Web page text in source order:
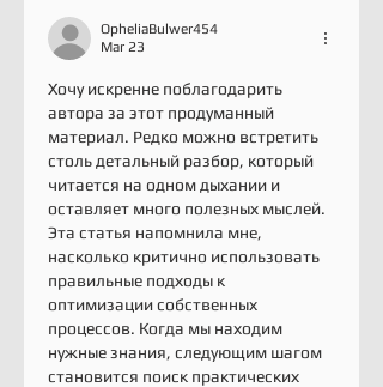
OpheliaBulwer454
Mar 23
Хочу искренне поблагодарить
автора за этот продуманный
материал. Редко можно встретить
столь детальный разбор, который
читается на одном дыхании и
оставляет много полезных мыслей.
Эта статья напомнила мне,
насколько критично использовать
правильные подходы к
оптимизации собственных
процессов. Когда мы находим
нужные знания, следующим шагом
становится поиск практических